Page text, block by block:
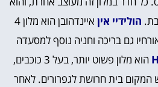
הולידיי אין
איינדהובן הוא מלון 4
גם בריכה וחניה נוסף למסעדה
הוא מלון פשוט יותר, בעל 3 כוכבים,
המקום בית חרושת לגפרורים. לאחר